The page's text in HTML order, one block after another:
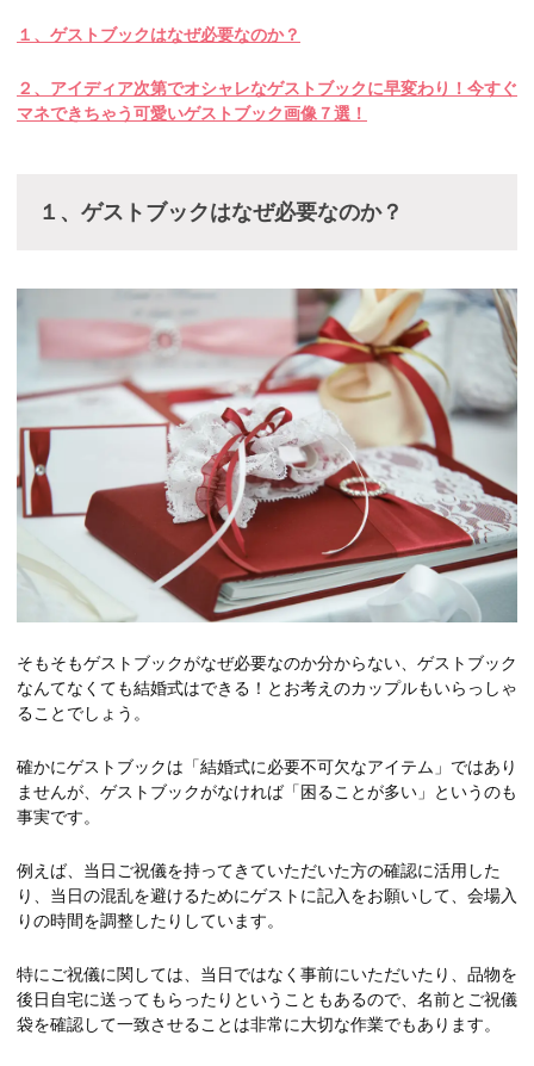
１、ゲストブックはなぜ必要なのか？
２、アイディア次第でオシャレなゲストブックに早変わり！今すぐ
マネできちゃう可愛いゲストブック画像７選！
１、ゲストブックはなぜ必要なのか？
そもそもゲストブックがなぜ必要なのか分からない、ゲストブック
なんてなくても結婚式はできる！とお考えのカップルもいらっしゃ
ることでしょう。
確かにゲストブックは「結婚式に必要不可欠なアイテム」ではあり
ませんが、ゲストブックがなければ「困ることが多い」というのも
事実です。
例えば、当日ご祝儀を持ってきていただいた方の確認に活用した
り、当日の混乱を避けるためにゲストに記入をお願いして、会場入
りの時間を調整したりしています。
特にご祝儀に関しては、当日ではなく事前にいただいたり、品物を
後日自宅に送ってもらったりということもあるので、名前とご祝儀
袋を確認して一致させることは非常に大切な作業でもあります。